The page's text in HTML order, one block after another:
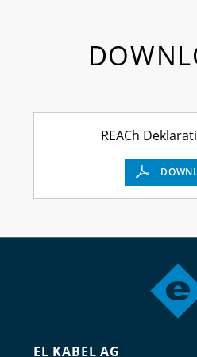
REACh
EL KABEL AG